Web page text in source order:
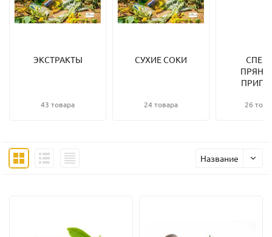
ЭКСТРАКТЫ
43 товара
СУХИЕ СОКИ
24 товара 26
Название